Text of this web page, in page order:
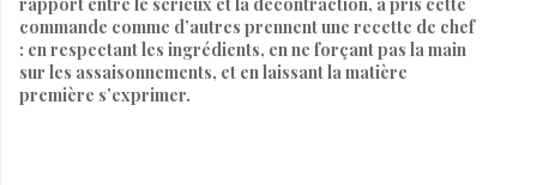
commande comme d’autres prennent une recette de chef
: en respectant les ingrédients, en ne forçant pas la main
sur les assaisonnements, et en laissant la matière
première s’exprimer.